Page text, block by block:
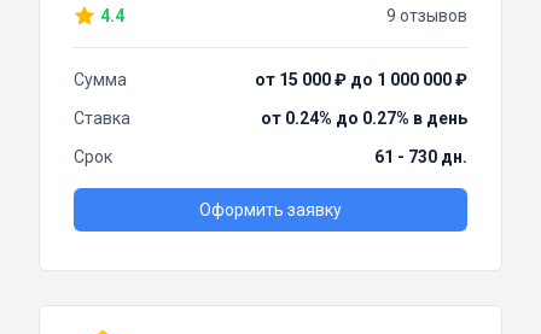
4.4 9 отзывов
Сумма
от 15 000 ₽ до 1 000 000 ₽
Ставка
от 0.24% до 0.27% в день
Срок
61 - 730 дн.
Оформить заявку